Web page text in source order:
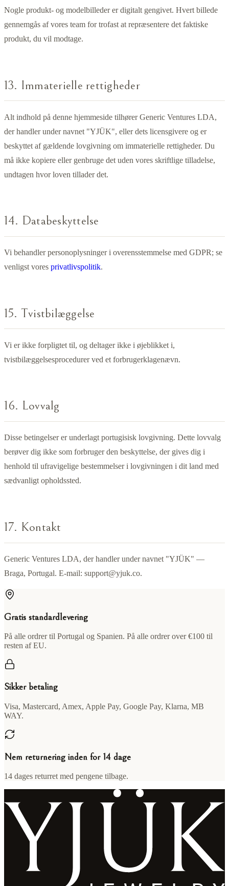
Nogle produkt- og modelbilleder er digitalt gengivet. Hvert billede
gennemgås af vores team for trofast at repræsentere det faktiske
produkt, du vil modtage.
13. Immaterielle rettigheder
Alt indhold på denne hjemmeside tilhører Generic Ventures LDA,
der handler under navnet "YJÜK", eller dets licensgivere og er
beskyttet af gældende lovgivning om immaterielle rettigheder. Du
må ikke kopiere eller genbruge det uden vores skriftlige tilladelse,
undtagen hvor loven tillader det.
14. Databeskyttelse
Vi behandler personoplysninger i overensstemmelse med GDPR; se
venligst vores privatlivspolitik.
15. Tvistbilæggelse
Vi er ikke forpligtet til, og deltager ikke i øjeblikket i,
tvistbilæggelsesprocedurer ved et forbrugerklagenævn.
16. Lovvalg
Disse betingelser er underlagt portugisisk lovgivning. Dette lovvalg
berøver dig ikke som forbruger den beskyttelse, der gives dig i
henhold til ufravigelige bestemmelser i lovgivningen i dit land med
sædvanligt opholdssted.
17. Kontakt
Generic Ventures LDA, der handler under navnet "YJÜK" —
Braga, Portugal. E-mail: support@yjuk.co.
Gratis standardlevering
På alle ordrer til Portugal og Spanien. På alle ordrer over €100 til
resten af EU.
Sikker betaling
Visa, Mastercard, Amex, Apple Pay, Google Pay, Klarna, MB
WAY.
Nem returnering inden for 14 dage
14 dages returret med pengene tilbage.